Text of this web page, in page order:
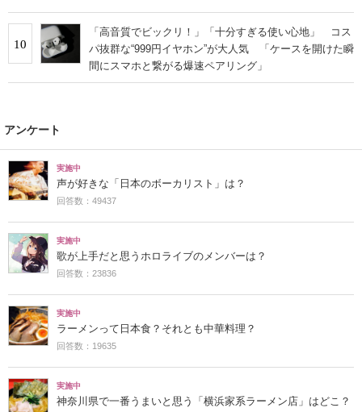
10
「高音質でビックリ！」「十分すぎる使い心地」 コス
パ抜群な“999円イヤホン”が大人気 「ケースを開けた瞬
間にスマホと繋がる爆速ペアリング」
アンケート
実施中
声が好きな「日本のボーカリスト」は？
回答数：49437
実施中
歌が上手だと思うホロライブのメンバーは？
回答数：23836
実施中
ラーメンって日本食？それとも中華料理？
回答数：19635
実施中
神奈川県で一番うまいと思う「横浜家系ラーメン店」はどこ？